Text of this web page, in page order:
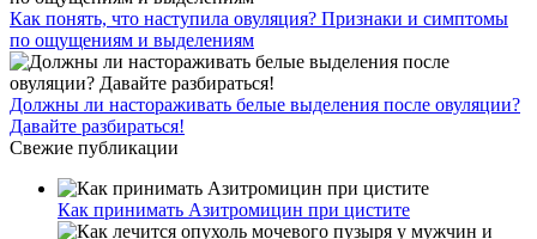
Как понять, что наступила овуляция? Признаки и симптомы
по ощущениям и выделениям
Должны ли настораживать белые выделения после овуляции?
Давайте разбираться!
Свежие публикации
Как принимать Азитромицин при цистите